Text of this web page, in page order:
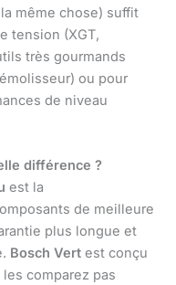
même chose) suffit
tension (XGT,
très gourmands
ou pour
de niveau
différence ?
est la
de meilleure
plus longue et
Bosch Vert est conçu
comparez pas